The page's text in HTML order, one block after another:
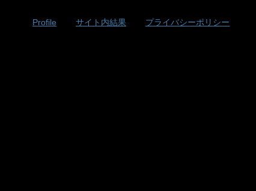
Profile サイト内結果 プライバシーポリシー